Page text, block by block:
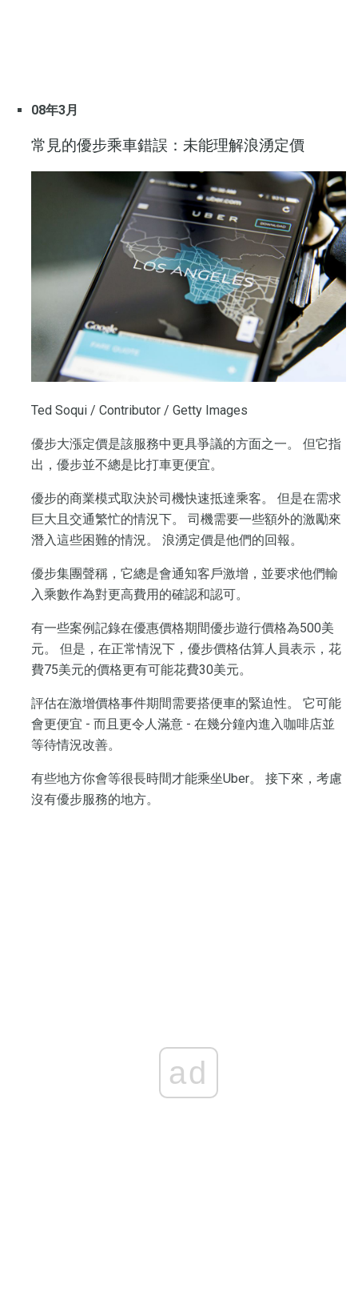
08年3月
常見的優步乘車錯誤：未能理解浪湧定價
Ted Soqui / Contributor / Getty Images
優步大漲定價是該服務中更具爭議的方面之一。 但它指
出，優步並不總是比打車更便宜。
優步的商業模式取決於司機快速抵達乘客。 但是在需求
巨大且交通繁忙的情況下。 司機需要一些額外的激勵來
潛入這些困難的情況。 浪湧定價是他們的回報。
優步集團聲稱，它總是會通知客戶激增，並要求他們輸
入乘數作為對更高費用的確認和認可。
有一些案例記錄在優惠價格期間優步遊行價格為500美
元。 但是，在正常情況下，優步價格估算人員表示，花
費75美元的價格更有可能花費30美元。
評估在激增價格事件期間需要搭便車的緊迫性。 它可能
會更便宜 - 而且更令人滿意 - 在幾分鐘內進入咖啡店並
等待情況改善。
有些地方你會等很長時間才能乘坐Uber。 接下來，考慮
沒有優步服務的地方。
ad